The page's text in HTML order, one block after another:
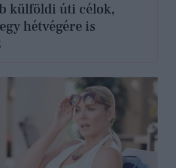
külföldi úti célok,
hétvégére is